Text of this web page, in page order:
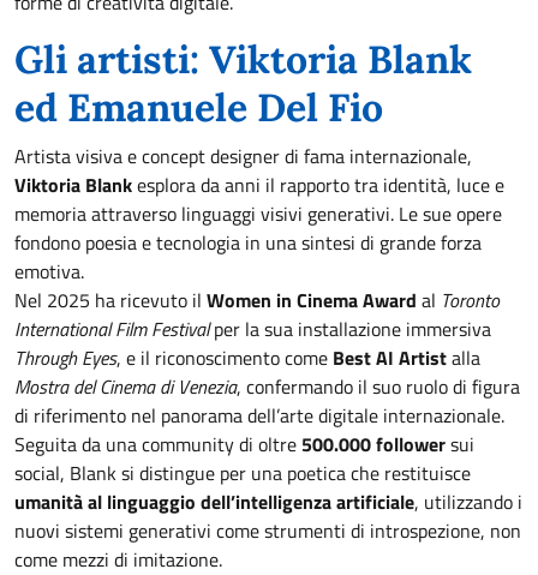
Gli artisti: Viktoria Blank
ed Emanuele Del Fio
Artista visiva e concept designer di fama internazionale,
Viktoria Blankesplora da anni il rapporto tra identità, luce e
memoria attraverso linguaggi visivi generativi. Le sue opere
fondono poesia e tecnologia in una sintesi di grande forza
emotiva.
Nel 2025 ha ricevuto il Women in Cinema Award al Toronto
International Film Festivalper la sua installazione immersiva
Through Eyes, e il riconoscimento come Best AI Artistalla
Mostra del Cinema di Venezia, confermando il suo ruolo di figura
di riferimento nel panorama dell’arte digitale internazionale.
Seguita da una community di oltre 500.000 followersui
social, Blank si distingue per una poetica che restituisce
umanità al linguaggio dell’intelligenza artificiale, utilizzando i
nuovi sistemi generativi come strumenti di introspezione, non
come mezzi di imitazione.